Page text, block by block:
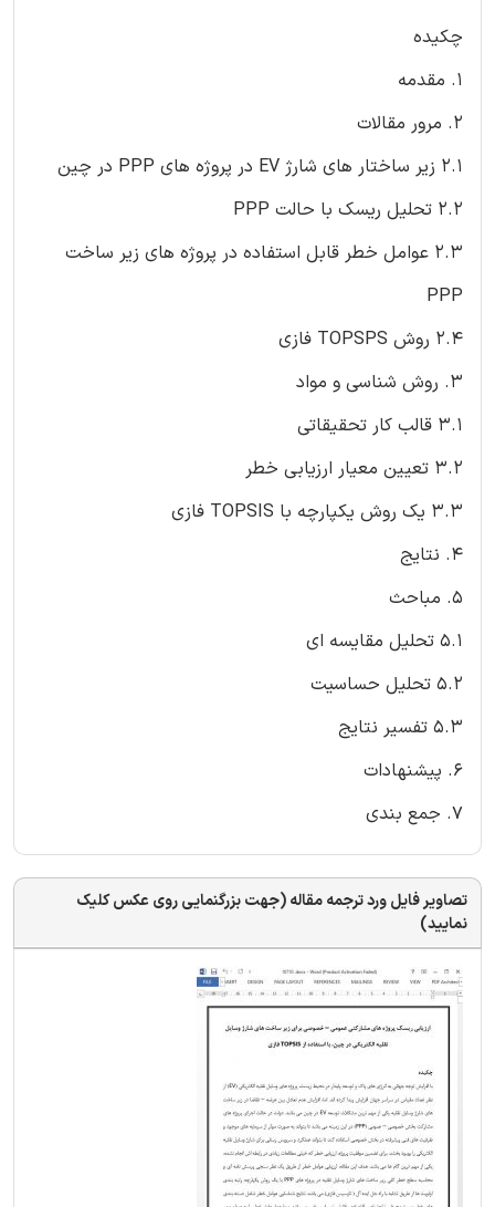
چکیده
1. مقدمه
2. مرور مقالات
2.1 زیر ساختار های شارژ EV در پروژه های PPP در چین
2.2 تحلیل ریسک با حالت PPP
2.3 عوامل خطر قابل استفاده در پروژه های زیر ساخت
PPP
2.4 روش TOPSPS فازی
3. روش شناسی و مواد
3.1 قالب کار تحقیقاتی
3.2 تعیین معیار ارزیابی خطر
3.3 یک روش یکپارچه با TOPSIS فازی
4. نتایج
5. مباحث
5.1 تحلیل مقایسه ای
5.2 تحلیل حساسیت
5.3 تفسیر نتایج
6. پیشنهادات
7. جمع بندی
تصاویر فایل ورد ترجمه مقاله (جهت بزرگنمایی روی عکس کلیک
نمایید)